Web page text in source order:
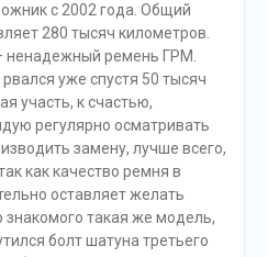
с 2002 года. Общий
280 тысяч километров.
ненадежный ремень ГРМ.
уже спустя 50 тысяч
участь, к счастью,
регулярно осматривать
замену, лучше всего,
как качество ремня в
оставляет желать
знакомого такая же модель,
болт шатуна третьего